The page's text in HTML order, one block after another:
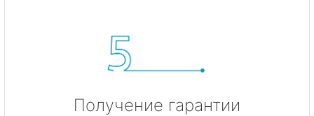
Получение гарантии